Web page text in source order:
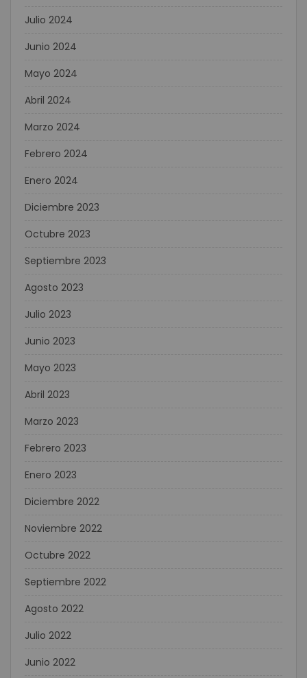
Julio 2024
Junio 2024
Mayo 2024
Abril 2024
Marzo 2024
Febrero 2024
Enero 2024
Diciembre 2023
Octubre 2023
Septiembre 2023
Agosto 2023
Julio 2023
Junio 2023
Mayo 2023
Abril 2023
Marzo 2023
Febrero 2023
Enero 2023
Diciembre 2022
Noviembre 2022
Octubre 2022
Septiembre 2022
Agosto 2022
Julio 2022
Junio 2022